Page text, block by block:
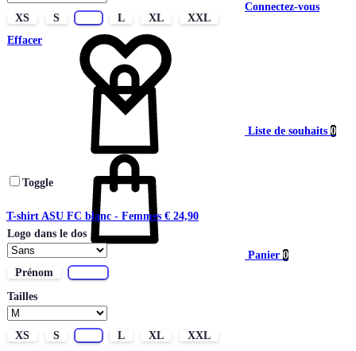
Connectez-vous
Liste de souhaits 0
Panier 0
XS S L XL
XXL
Effacer
Toggle
T-shirt ASU FC blanc - Femmes € 24,90
Logo dans le dos
Prénom
Tailles
XS S L XL
XXL